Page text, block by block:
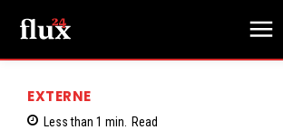
EXTERNE
Less than 1 min. Read